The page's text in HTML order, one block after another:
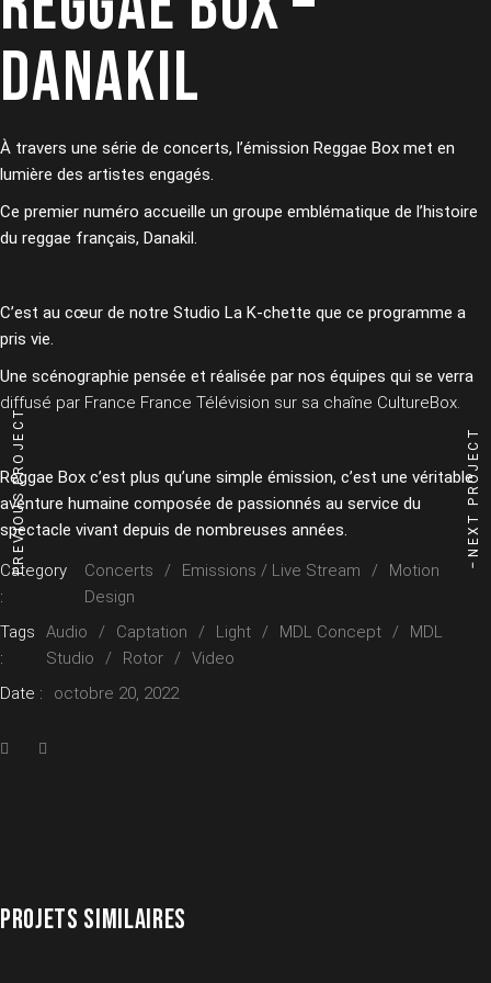
DANAKIL
À travers une série de concerts, l’émission Reggae Box met en
lumière des artistes engagés.
Ce premier numéro accueille un groupe emblématique de l’histoire
du reggae français, Danakil.
C’est au cœur de notre Studio La K-chette que ce programme a
pris vie.
Une scénographie pensée et réalisée par nos équipes qui se verra
diffusé par France France Télévision sur sa chaîne CultureBox.
Reggae Box c’est plus qu’une simple émission, c’est une véritable
aventure humaine composée de passionnés au service du
spectacle vivant depuis de nombreuses années.
Category
:
Concerts Emissions / Live Stream
Motion
Design
Tags
:
Audio Captation Light MDL Concept
MDL
Studio
Rotor
Video
Date :
octobre 20, 2022
PROJETS SIMILAIRES
PREVIOUS PROJECT NEXT PROJECT